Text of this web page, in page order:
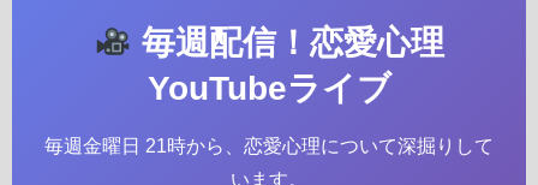
毎週配信！恋愛心理
YouTubeライブ
毎週金曜日 21時から、恋愛心理について深掘りして
います。